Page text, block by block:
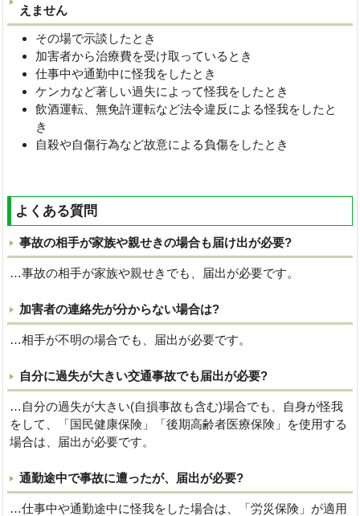
えません
その場で示談したとき
加害者から治療費を受け取っているとき
仕事中や通勤中に怪我をしたとき
ケンカなど著しい過失によって怪我をしたとき
飲酒運転、無免許運転など法令違反による怪我をしたと
き
自殺や自傷行為など故意による負傷をしたとき
よくある質問
事故の相手が家族や親せきの場合も届け出が必要?
…事故の相手が家族や親せきでも、届出が必要です。
加害者の連絡先が分からない場合は?
…相手が不明の場合でも、届出が必要です。
自分に過失が大きい交通事故でも届出が必要?
…自分の過失が大きい(自損事故も含む)場合でも、自身が怪我
をして、「国民健康保険」「後期高齢者医療保険」を使用する
場合は、届出が必要です。
通勤途中で事故に遭ったが、届出が必要?
…仕事中や通勤途中に怪我をした場合は、「労災保険」が適用